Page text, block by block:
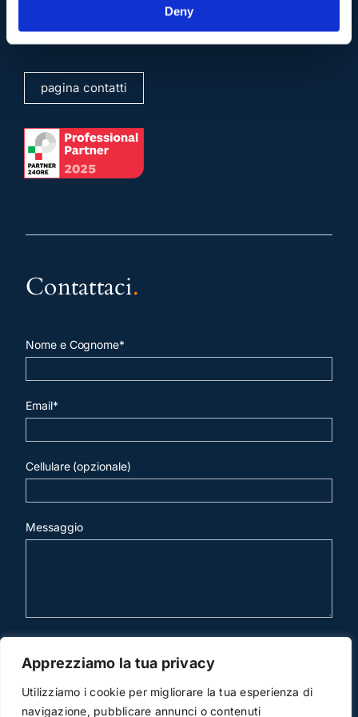
Deny
Apprezziamo la tua privacy
Utilizziamo i cookie per migliorare la tua esperienza di
navigazione, pubblicare annunci o contenuti
info@studiolegalescicchitano.it
sergioscicchitano@ordineavvocatiroma.org
pagina contatti
Contattaci.
Nome e Cognome*
Email*
Cellulare (opzionale)
Messaggio
invia mail